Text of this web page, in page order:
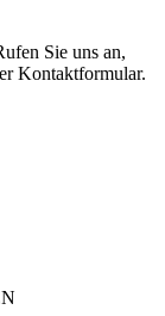
Sie uns an,
Kontaktformular.